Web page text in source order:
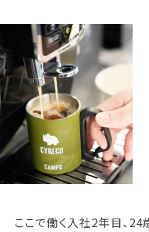
ここで働く入社2年目、24